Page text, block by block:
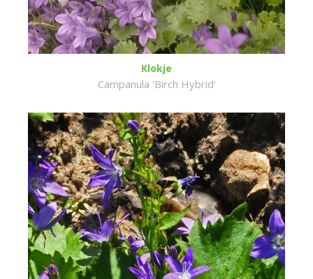
Klokje
Campanula 'Birch Hybrid'